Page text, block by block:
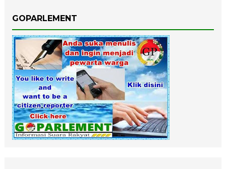
GOPARLEMENT